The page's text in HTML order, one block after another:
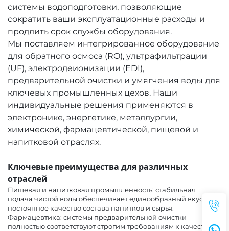
системы водоподготовки, позволяющие
сократить ваши эксплуатационные расходы и
продлить срок службы оборудования.
Мы поставляем интегрированное оборудование
для обратного осмоса (RO), ультрафильтрации
(UF), электродеионизации (EDI),
предварительной очистки и умягчения воды для
ключевых промышленных цехов. Наши
индивидуальные решения применяются в
электронике, энергетике, металлургии,
химической, фармацевтической, пищевой и
напитковой отраслях.
Ключевые преимущества для различных
отраслей
Пищевая и напитковая промышленность: стабильная
подача чистой воды обеспечивает единообразный вкус и
постоянное качество состава напитков и сырья.
Фармацевтика: системы предварительной очистки
полностью соответствуют строгим требованиям к качеству